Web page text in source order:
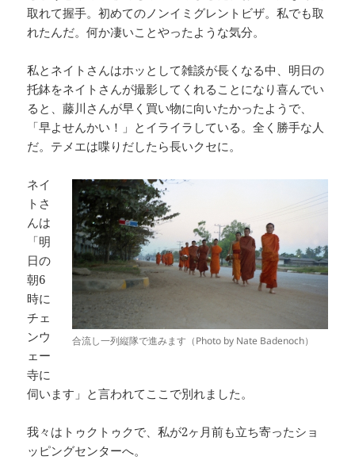
取れて握手。初めてのノンイミグレントビザ。私でも取
れたんだ。何か凄いことやったような気分。
私とネイトさんはホッとして雑談が長くなる中、明日の
托鉢をネイトさんが撮影してくれることになり喜んでい
ると、藤川さんが早く買い物に向いたかったようで、
「早よせんかい！」とイライラしている。全く勝手な人
だ。テメエは喋りだしたら長いクセに。
合流し一列縦隊で進みます（Photo by Nate Badenoch）
ネイ
トさ
んは
「明
日の
朝6
時に
チェ
ンウ
ェー
寺に
伺います」と言われてここで別れました。
我々はトゥクトゥクで、私が2ヶ月前も立ち寄ったショ
ッピングセンターへ。